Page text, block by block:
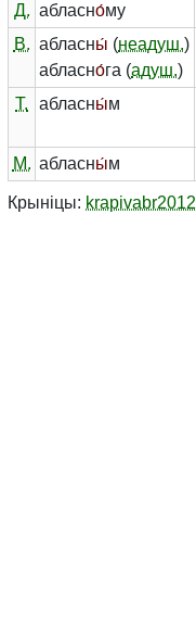
Д. абласно́му
В. абласны́ (неадуш.)
абласно́га (адуш.)
Т.
абласны́м
М. абласны́м
Крыніцы: krapivabr2012